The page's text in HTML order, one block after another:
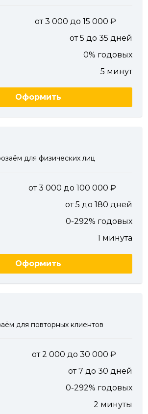
от 3 000 до 15 000
от 5 до 35 дней
0% годовых
5 минут
Оформить
для физических лиц
от 3 000 до 100 000
от 5 до 180 дней
0-292% годовых
1 минута
Оформить
для повторных клиентов
от 2 000 до 30 000
от 7 до 30 дней
0-292% годовых
2 минуты